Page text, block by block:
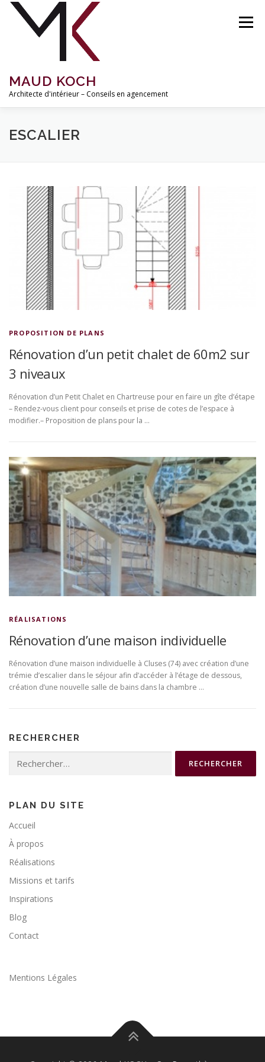
Aller
MAUD KOCH
Architecte d'intérieur – Conseils en agencement
Menu
ACCUEIL À PROPOS
CONTACT
ESCALIER
PROPOSITION DE PLANS
Rénovation d’un petit chalet de 60m2 sur
3 niveaux
Rénovation d’un Petit Chalet en Chartreuse pour en faire un gîte d’étape
– Rendez-vous client pour conseils et prise de cotes de l’espace à
modifier.– Proposition de plans pour la …
RÉALISATIONS
Rénovation d’une maison individuelle
Rénovation d’une maison individuelle à Cluses (74) avec création d’une
trémie d’escalier dans le séjour afin d’accéder à l’étage de dessous,
création d’une nouvelle salle de bains dans la chambre …
RECHERCHER
PLAN DU SITE
Accueil
À propos
Réalisations
Missions et tarifs
Inspirations
Blog
Contact
Mentions Légales